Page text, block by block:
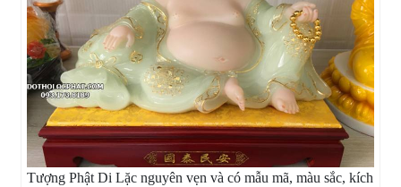
Tượng Phật Di Lặc nguyên vẹn và có mẫu mã, màu sắc, kích